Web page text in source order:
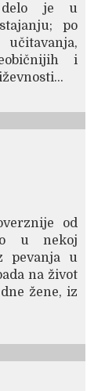
delo je u
po
i
od
u nekoj
pevanja u
na život
žene, iz